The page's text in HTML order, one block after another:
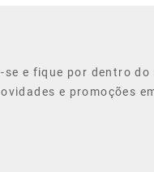
se e fique por dentro
e promoções